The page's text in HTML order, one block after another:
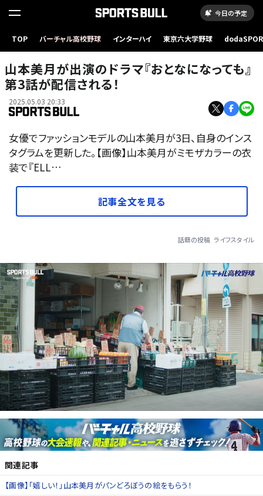
今日の予定
TOP バーチャル高校野球 インターハイ 東京六大学野球
山本美月が出演のドラマ『おとなになっても』
第3話が配信される！
2025.05.03 20:33
女優でファッションモデルの山本美月が3日、自身のインス
タグラムを更新した。【画像】山本美月がミモザカラーの衣
装で『ELL…
記事全文を見る
話題の投稿 ライフスタイル
関連記事
【画像】「嬉しい！」山本美月がパンどろぼうの絵をもらう！